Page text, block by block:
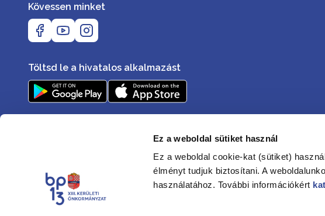
Ez a weboldal sütiket használ
Ez a weboldal cookie-kat (sütiket)
élményt tudjuk biztosítani. A
használatához. További információkért
Kövessen minket
Töltsd le a hivatalos alkalmazást
Elérhetőségek